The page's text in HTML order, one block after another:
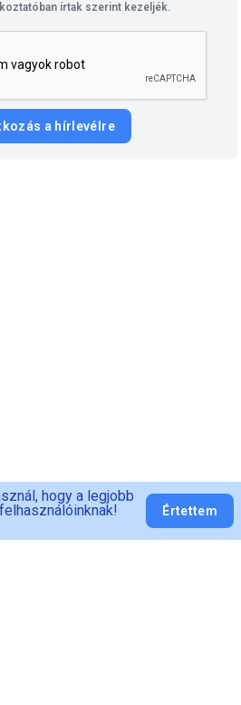
írtak szerint kezeljék.
a hírlevélre
hogy a legjobb
Értettem